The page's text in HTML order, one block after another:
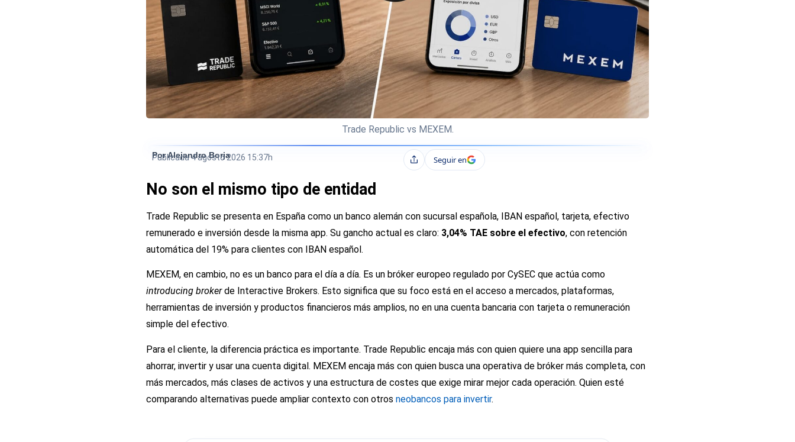
Trade Republic vs MEXEM.
Por Alejandro Borja
Publicada4 agosto 2026 15:37h CompartirSeguir en
No son el mismo tipo de entidad
Trade Republic se presenta en España como un banco alemán con sucursal española, IBAN español, tarjeta, efectivo
remunerado e inversión desde la misma app. Su gancho actual es claro: 3,04% TAE sobre el efectivo, con retención
automática del 19% para clientes con IBAN español.
MEXEM, en cambio, no es un banco para el día a día. Es un bróker europeo regulado por CySEC que actúa como
introducing brokerde Interactive Brokers. Esto significa que su foco está en el acceso a mercados, plataformas,
herramientas de inversión y productos financieros más amplios, no en una cuenta bancaria con tarjeta o remuneración
simple del efectivo.
Para el cliente, la diferencia práctica es importante. Trade Republic encaja más con quien quiere una app sencilla para
ahorrar, invertir y usar una cuenta digital. MEXEM encaja más con quien busca una operativa de bróker más completa, con
más mercados, más clases de activos y una estructura de costes que exige mirar mejor cada operación. Quien esté
comparando alternativas puede ampliar contexto con otros neobancos para invertir.